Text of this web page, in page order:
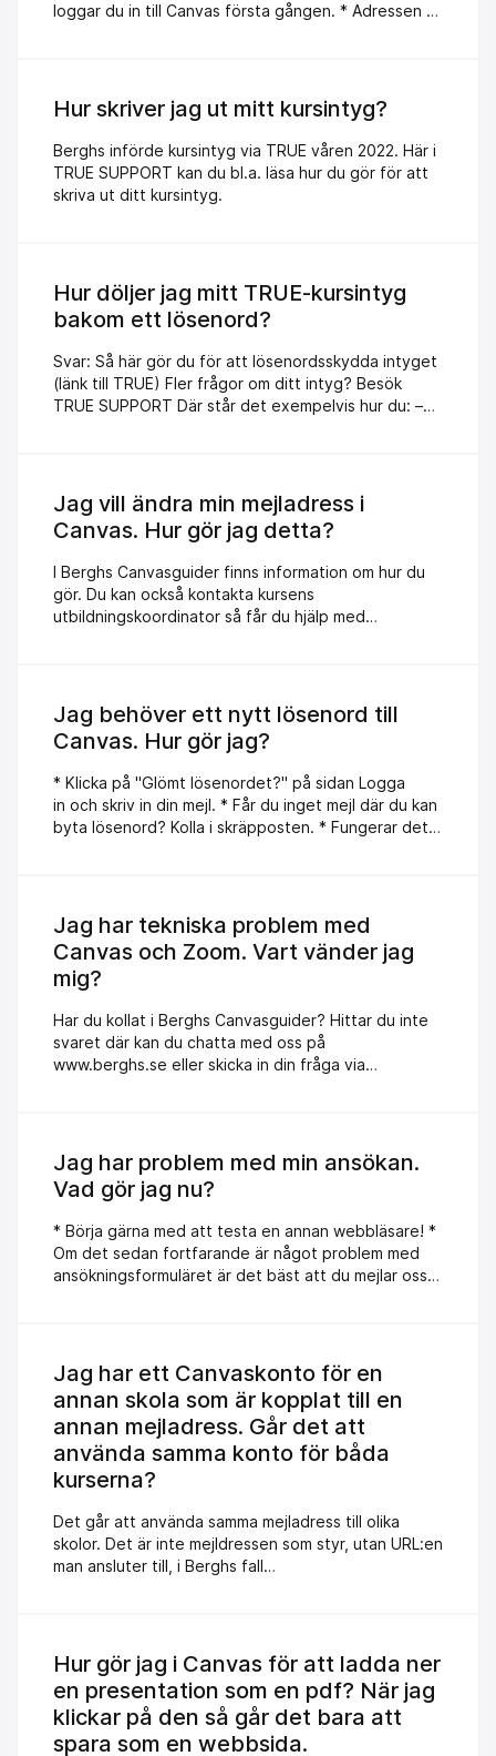
loggar du in till Canvas första gången. * Adressen till
universitet och högre lärosäten världen över.
Hur skriver jag ut mitt kursintyg?
Berghs införde kursintyg via TRUE våren 2022. Här i
TRUE SUPPORT kan du bl.a. läsa hur du gör för att
skriva ut ditt kursintyg.
Hur döljer jag mitt TRUE-kursintyg
bakom ett lösenord?
Svar: Så här gör du för att lösenordsskydda intyget
(länk till TRUE) Fler frågor om ditt intyg? Besök
TRUE SUPPORT Där står det exempelvis hur du: –
Jag vill ändra min mejladress i
Canvas. Hur gör jag detta?
I Berghs Canvasguider finns information om hur du
gör. Du kan också kontakta kursens
utbildningskoordinator så får du hjälp med
Jag behöver ett nytt lösenord till
Canvas. Hur gör jag?
* Klicka på "Glömt lösenordet?" på sidan Logga
in och skriv in din mejl. * Får du inget mejl där du kan
byta lösenord? Kolla i skräpposten. * Fungerar det
Jag har tekniska problem med
Canvas och Zoom. Vart vänder jag
mig?
Har du kollat i Berghs Canvasguider? Hittar du inte
svaret där kan du chatta med oss på
www.berghs.se eller skicka in din fråga via
kan även fota av din skärm med din mobil.
Jag har problem med min ansökan.
Vad gör jag nu?
* Börja gärna med att testa en annan webbläsare! *
Om det sedan fortfarande är något problem med
ansökningsformuläret är det bäst att du mejlar oss
Jag har ett Canvaskonto för en
annan skola som är kopplat till en
annan mejladress. Går det att
använda samma konto för båda
kurserna?
Det går att använda samma mejladress till olika
skolor. Det är inte mejldressen som styr, utan URL:en
man ansluter till, i Berghs fall
logga in med din mailadress och det lösenord som
du tidigare valt. Testa! Fortfarande problem?
Kontakta support@berghs.se
Hur gör jag i Canvas för att ladda ner
en presentation som en pdf? När jag
klickar på den så går det bara att
spara som en webbsida.